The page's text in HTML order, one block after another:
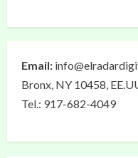
Email:
Bronx, NY 10458,
Tel.: 917-682-4049